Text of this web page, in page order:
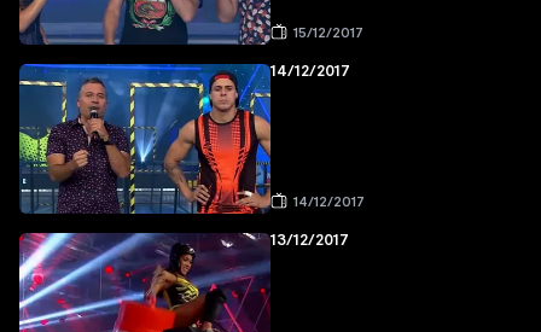
15/12/2017
14/12/2017
14/12/2017
13/12/2017